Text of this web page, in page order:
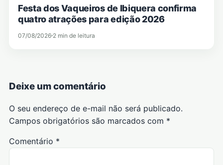
Festa dos Vaqueiros de Ibiquera confirma
quatro atrações para edição 2026
07/08/2026 2 min de leitura
Deixe um comentário
O seu endereço de e-mail não será publicado.
Campos obrigatórios são marcados com *
Comentário *